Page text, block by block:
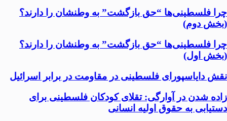
چرا فلسطینی‌ها “حق بازگشت” به وطنشان‌ را دارند؟
(بخش دوم)
چرا فلسطینی‌ها “حق بازگشت” به وطنشان‌ را دارند؟
(بخش اول)
نقش دایاسپورای فلسطینی در مقاومت در برابر اسرائیل
زاده شدن در آوارگی: تقلای کودکان فلسطینی برای
دستیابی به حقوق اولیه انسانی